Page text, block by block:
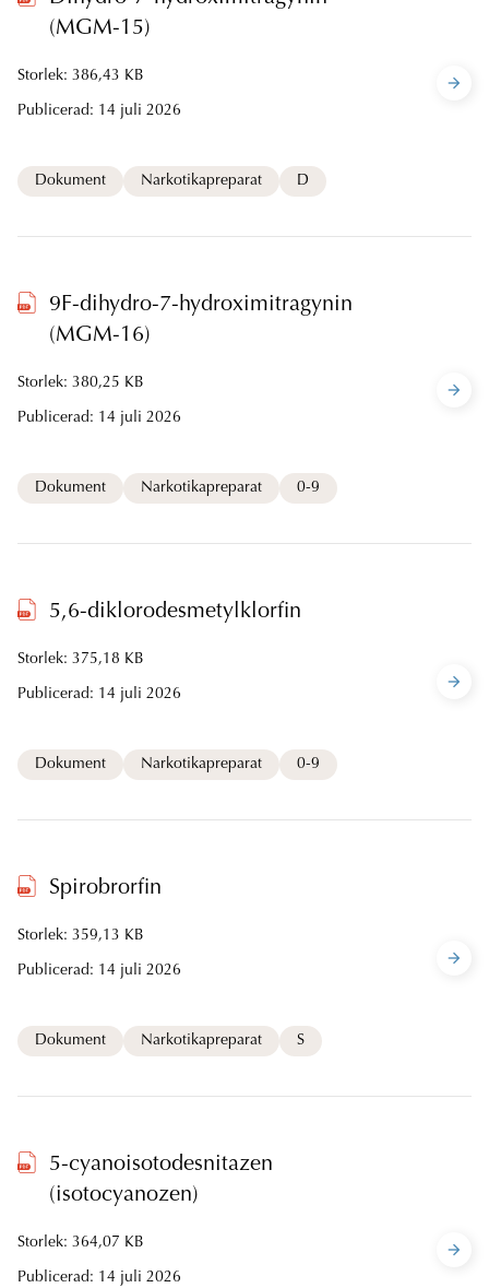
(MGM-15)
Storlek: 386,43 KB
Publicerad: 14 juli 2026
Dokument Narkotikapreparat D
9F-dihydro-7-hydroximitragynin
(MGM-16)
Storlek: 380,25 KB
Publicerad: 14 juli 2026
Dokument Narkotikapreparat 0-9
5,6-diklorodesmetylklorfin
Storlek: 375,18 KB
Publicerad: 14 juli 2026
Dokument Narkotikapreparat 0-9
Spirobrorfin
Storlek: 359,13 KB
Publicerad: 14 juli 2026
Dokument Narkotikapreparat S
5-cyanoisotodesnitazen
(isotocyanozen)
Storlek: 364,07 KB
Publicerad: 14 juli 2026